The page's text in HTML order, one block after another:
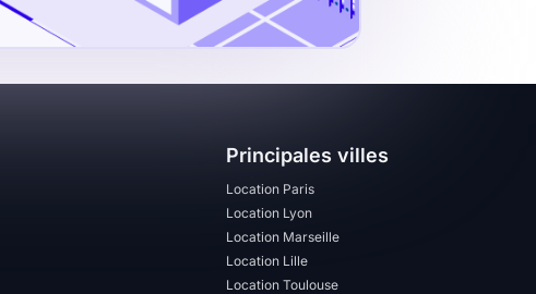
Principales villes
Location Paris
Location Lyon
Location Marseille
Location Lille
Location Toulouse